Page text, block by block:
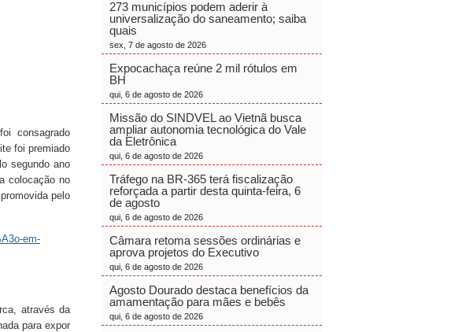
consagrado
foi premiado
segundo ano
colocação no
pelo
em-
através da
para expor
273 municípios podem aderir à
universalização do saneamento; saiba
quais
sex, 7 de agosto de 2026
Expocachaça reúne 2 mil rótulos em
BH
qui, 6 de agosto de 2026
Missão do SINDVEL ao Vietnã busca
ampliar autonomia tecnológica do Vale
da Eletrônica
qui, 6 de agosto de 2026
Tráfego na BR-365 terá fiscalização
reforçada a partir desta quinta-feira, 6
de agosto
qui, 6 de agosto de 2026
Câmara retoma sessões ordinárias e
aprova projetos do Executivo
qui, 6 de agosto de 2026
Agosto Dourado destaca benefícios da
amamentação para mães e bebês
qui, 6 de agosto de 2026